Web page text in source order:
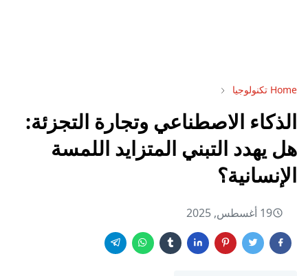
Home تكنولوجيا
الذكاء الاصطناعي وتجارة التجزئة:
هل يهدد التبني المتزايد اللمسة
الإنسانية؟
19 أغسطس, 2025